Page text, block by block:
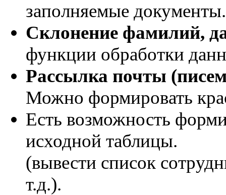
заполняемые документы.
Склонение фамилий,
функции обработки
Рассылка почты
Можно формировать
Есть возможность
исходной таблицы.
(вывести список
т.д.).